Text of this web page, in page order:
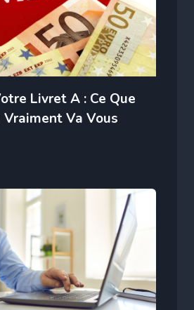
Livret A : Ce Que
Vraiment Va Vous